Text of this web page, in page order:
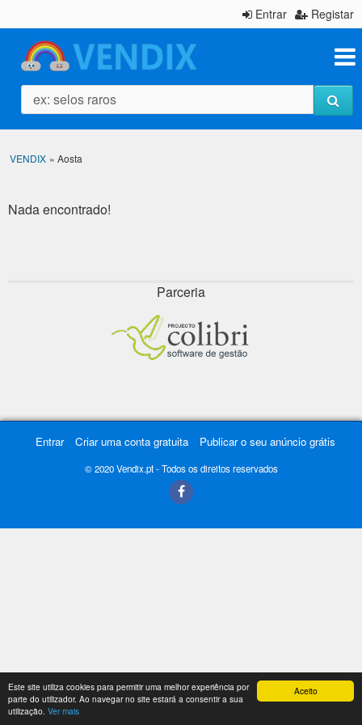
Aceito
Este site utiliza cookies para permitir uma melhor experiência por
parte do utilizador. Ao navegar no site estará a consentir a sua
utilização. Ver mais
Entrar Registar
ex: selos raros
VENDIX » Aosta
Nada encontrado!
Parceria
Entrar Criar uma conta gratuita Publicar o seu anúncio grátis
© 2020 Vendix.pt - Todos os direitos reservados